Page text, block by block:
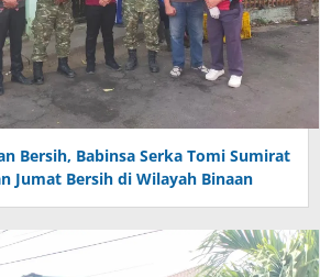
Bersih, Babinsa Serka Tomi Sumirat
Jumat Bersih di Wilayah Binaan